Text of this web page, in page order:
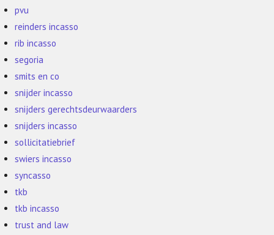
pvu
reinders incasso
rib incasso
segoria
smits en co
snijder incasso
snijders gerechtsdeurwaarders
snijders incasso
sollicitatiebrief
swiers incasso
syncasso
tkb
tkb incasso
trust and law